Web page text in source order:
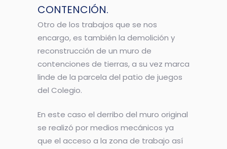
CONTENCIÓN.
Otro de los trabajos que se nos
encargo, es también la demolición y
reconstrucción de un muro de
contenciones de tierras, a su vez marca
linde de la parcela del patio de juegos
del Colegio.
En este caso el derribo del muro original
se realizó por medios mecánicos ya
que el acceso a la zona de trabajo así